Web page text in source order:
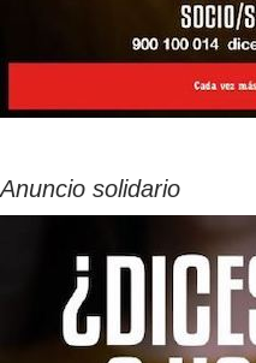
Anuncio solidario